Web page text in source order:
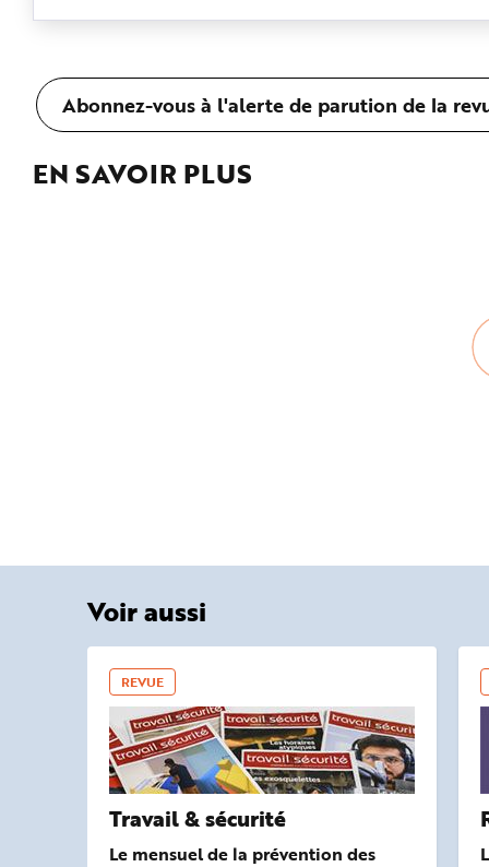
Abonnez-vous à l'alerte de parution de la
EN SAVOIR PLUS
Voir aussi
REVUE
Travail & sécurité
Le mensuel de la prévention des